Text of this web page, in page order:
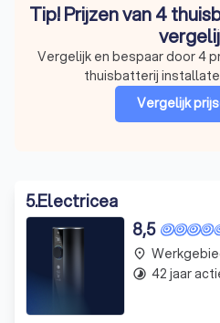
Tip! Prijzen van 4
Vergelijk en bespaar door 4
thuisbatterij
Vergelijk
5.Electricea
8,5
place
timelapse 42 jaar